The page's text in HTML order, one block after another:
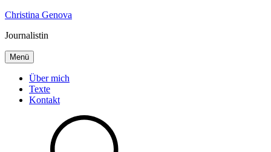
Inhalte
Christina Genova
Journalistin
Menü
Über mich
Texte
Kontakt